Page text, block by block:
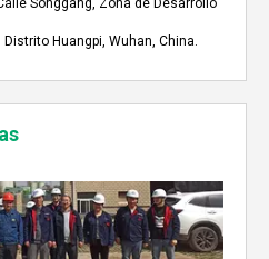
Huangpi, Wuhan, China.